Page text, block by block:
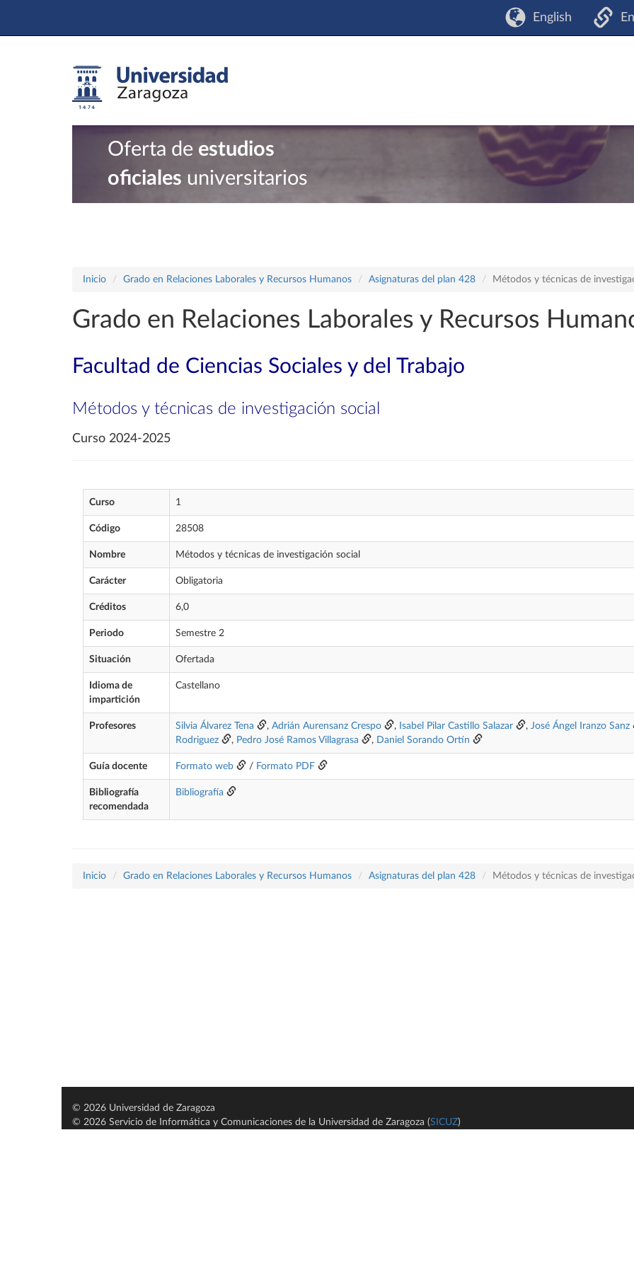
English
Oferta de estudios
oficiales universitarios
Inicio Grado en Relaciones Laborales y Recursos Humanos Asignaturas del plan 428 Métodos y técnicas de
Grado en Relaciones Laborales y Recursos
Facultad de Ciencias Sociales y del Trabajo
Métodos y técnicas de investigación social
Curso 2024-2025
Curso 1
Código 28508
Nombre Métodos y técnicas de investigación social
Carácter Obligatoria
Créditos 6,0
Periodo Semestre 2
Situación Ofertada
Idioma de
impartición
Castellano
Profesores Silvia Álvarez Tena , Adrián Aurensanz Crespo , Isabel Pilar Castillo Salazar , José Ángel Iranzo Sanz
Rodriguez
, Pedro José Ramos Villagrasa , Daniel Sorando Ortín
Guía docente Formato web / Formato PDF
Bibliografía
recomendada
Bibliografía
Inicio Grado en Relaciones Laborales y Recursos Humanos Asignaturas del plan 428 Métodos y técnicas de
© 2026 Universidad de Zaragoza
© 2026 Servicio de Informática y Comunicaciones de la Universidad de Zaragoza (SICUZ)